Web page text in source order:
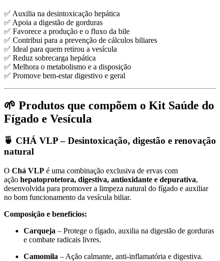
✅ Auxilia na desintoxicação hepática
✅ Apoia a digestão de gorduras
✅ Favorece a produção e o fluxo da bile
✅ Contribui para a prevenção de cálculos biliares
✅ Ideal para quem retirou a vesícula
✅ Reduz sobrecarga hepática
✅ Melhora o metabolismo e a disposição
✅ Promove bem-estar digestivo e geral
🌱 Produtos que compõem o Kit Saúde do
Fígado e Vesícula
🍵 CHÁ VLP – Desintoxicação, digestão e renovação
natural
O Chá VLP é uma combinação exclusiva de ervas com
ação hepatoprotetora, digestiva, antioxidante e depurativa,
desenvolvida para promover a limpeza natural do fígado e auxiliar
no bom funcionamento da vesícula biliar.
Composição e benefícios:
Carqueja – Protege o fígado, auxilia na digestão de gorduras
e combate radicais livres.
Camomila – Ação calmante, anti-inflamatória e digestiva.